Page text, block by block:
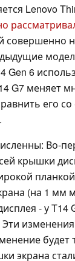
Lenovo
совершенно
Gen 6
G7 меняет
его
Во-
крышки
(на 1 мм
- у T14
будет
экрана